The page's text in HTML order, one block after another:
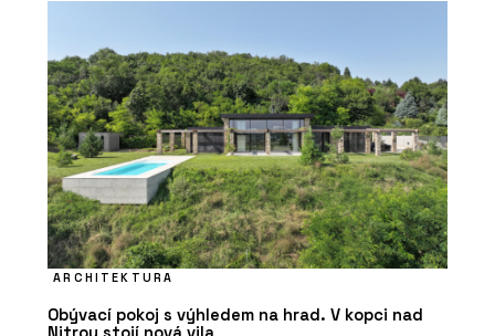
ARCHITEKTURA
Obývací pokoj s výhledem na hrad. V kopci nad